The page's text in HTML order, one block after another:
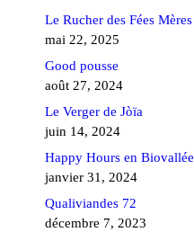
Le Rucher des Fées Mères
mai 22, 2025
Good pousse
août 27, 2024
Le Verger de Jòïa
juin 14, 2024
Happy Hours en Biovallée
janvier 31, 2024
Qualiviandes 72
décembre 7, 2023